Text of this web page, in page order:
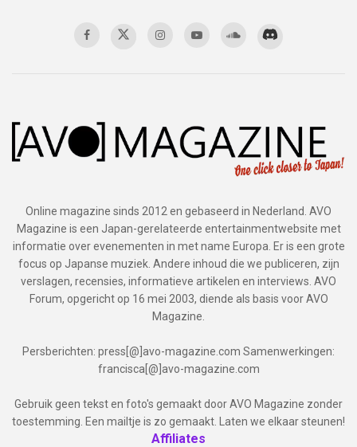
Online magazine sinds 2012 en gebaseerd in Nederland. AVO
Magazine is een Japan-gerelateerde entertainmentwebsite met
informatie over evenementen in met name Europa. Er is een grote
focus op Japanse muziek. Andere inhoud die we publiceren, zijn
verslagen, recensies, informatieve artikelen en interviews. AVO
Forum, opgericht op 16 mei 2003, diende als basis voor AVO
Magazine.
Persberichten: press[@]avo-magazine.com Samenwerkingen:
francisca[@]avo-magazine.com
Gebruik geen tekst en foto's gemaakt door AVO Magazine zonder
toestemming. Een mailtje is zo gemaakt. Laten we elkaar steunen!
Affiliates